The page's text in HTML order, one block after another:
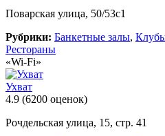
Поварская улица, 50/53с1
Рубрики: Банкетные залы,
Рестораны
«Wi-Fi»
Ухват
4.9 (6200 оценок)
Рочдельская улица, 15, стр. 41